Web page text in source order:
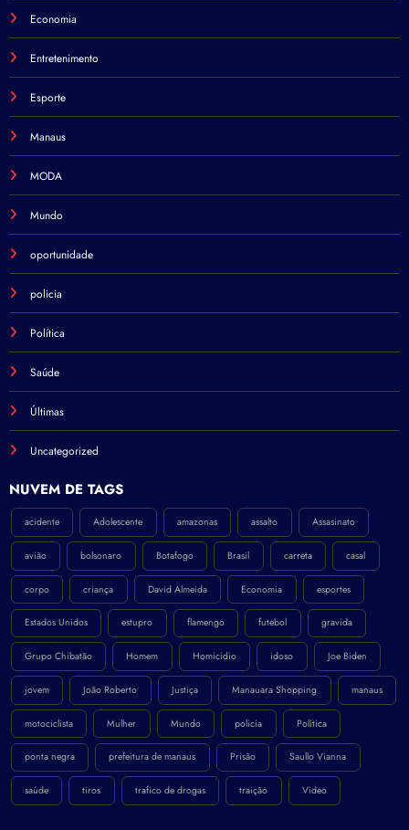
Economia
Entretenimento
Esporte
Manaus
MODA
Mundo
oportunidade
policia
Política
Saúde
Últimas
Uncategorized
NÚVEM DE TAGS
acidente Adolescente amazonas assalto Assasinato
avião bolsonaro Botafogo Brasil carreta casal
corpo criança David Almeida Economia esportes
Estados Unidos estupro flamengo futebol gravida
Grupo Chibatão Homem Homicidio idoso Joe Biden
jovem João Roberto Justiça Manauara Shopping manaus
motociclista Mulher Mundo policia Politica
ponta negra prefeitura de manaus Prisão Saullo Vianna
saúde tiros trafico de drogas traição Video